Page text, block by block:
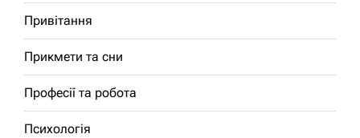
Привітання
Прикмети та сни
Професії та робота
Психологія